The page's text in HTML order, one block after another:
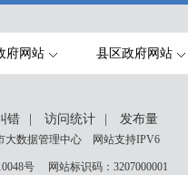
府网站 县区政府网站
错 访问统计 发布量
大数据管理中心 网站支持IPV6
号 网站标识码：3207000001